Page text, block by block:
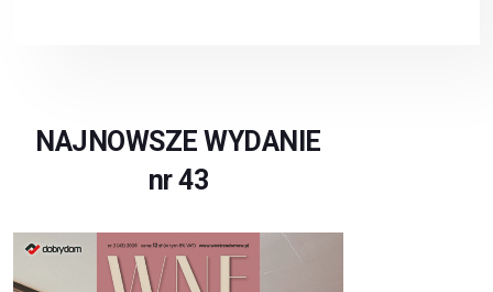
NAJNOWSZE WYDANIE
nr 43